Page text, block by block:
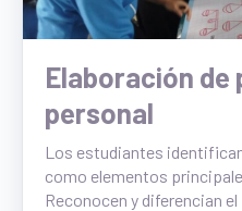
Elaboración de
personal
Los estudiantes
como elementos
Reconocen y diferencian